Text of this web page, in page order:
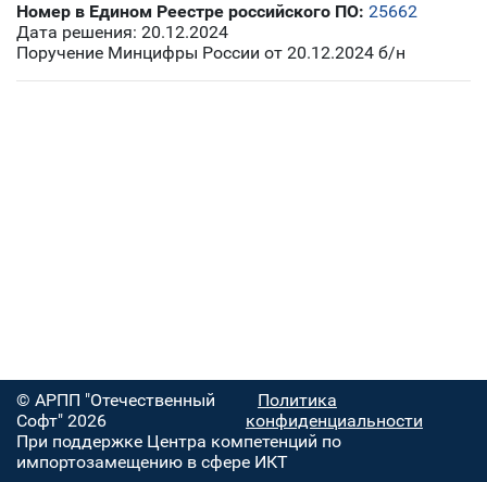
Номер в Едином Реестре российского ПО: 25662
Дата решения: 20.12.2024
Поручение Минцифры России от 20.12.2024 б/н
© АРПП "Отечественный
Софт" 2026
Политика
конфиденциальности
При поддержке Центра компетенций по
импортозамещению в сфере ИКТ